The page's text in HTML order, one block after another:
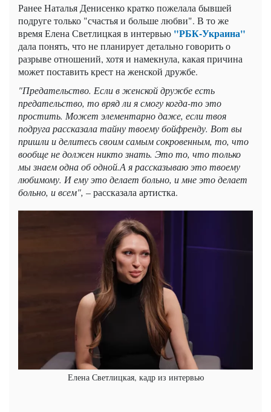
Ранее Наталья Денисенко кратко пожелала бывшей
подруге только "счастья и больше любви". В то же
время Елена Светлицкая в интервью "РБК-Украина"
дала понять, что не планирует детально говорить о
разрыве отношений, хотя и намекнула, какая причина
может поставить крест на женской дружбе.
"Предательство. Если в женской дружбе есть
предательство, то вряд ли я смогу когда-то это
простить. Может элементарно даже, если твоя
подруга рассказала тайну твоему бойфренду. Вот вы
пришли и делитесь своим самым сокровенным, то, что
вообще не должен никто знать. Это то, что только
мы знаем одна об одной.А я рассказываю это твоему
любимому. И ему это делает больно, и мне это делает
больно, и всем", – рассказала артистка.
Елена Светлицкая, кадр из интервью